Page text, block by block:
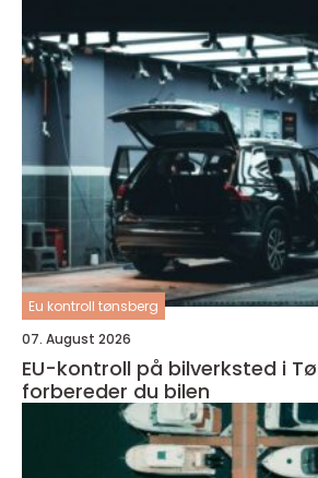
Eu kontroll tønsberg
07. August 2026
EU-kontroll på bilverksted i
forbereder du bilen